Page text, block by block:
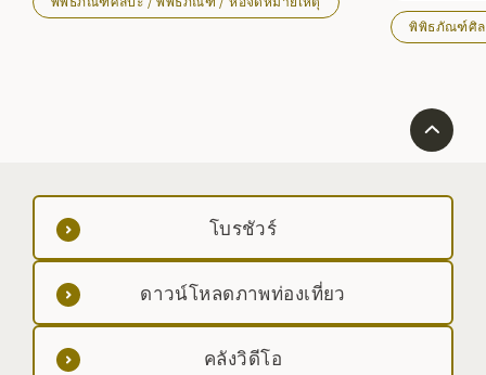
สิ่งของที่เกี่ยวข้องกับพระโคจุนผู้ยิ่งใหญ่องค์ที่ 15 แห่งวัดฮิ
โดยมีวิดีโอแล
พลังงานความ
พิพิธภัณฑ์ศิล
โบรชัวร์
ดาวน์โหลดภาพท่องเที่ยว
คลังวิดีโอ